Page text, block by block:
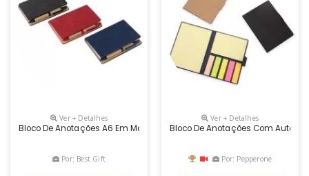
Ver + Detalhes
Bloco De Anotações A6 Em Material Sintético Aveludado, Pautado
Por: Best Gift
Ver + Detalhes
Bloco De Anotações Com
Por: Pepperone